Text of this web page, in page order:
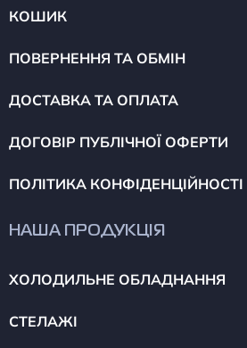
КОШИК
ПОВЕРНЕННЯ ТА ОБМІН
ДОСТАВКА ТА ОПЛАТА
ДОГОВІР ПУБЛІЧНОЇ ОФЕРТИ
ПОЛІТИКА КОНФІДЕНЦІЙНОСТІ
НАША ПРОДУКЦІЯ
ХОЛОДИЛЬНЕ ОБЛАДНАННЯ
СТЕЛАЖІ